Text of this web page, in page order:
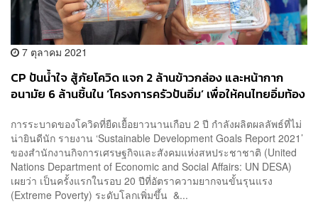
7 ตุลาคม 2021
CP ปันน้ำใจ สู้ภัยโควิด แจก 2 ล้านข้าวกล่อง และหน้ากาก
อนามัย 6 ล้านชิ้นใน ‘โครงการครัวปันอิ่ม’ เพื่อให้คนไทยอิ่มท้อง
การระบาดของโควิดที่ยืดเยื้อยาวนานเกือบ 2 ปี กำลังผลิตผลลัพธ์ที่ไม่
น่ายินดีนัก รายงาน ‘Sustainable Development Goals Report 2021’
ของสำนักงานกิจการเศรษฐกิจและสังคมแห่งสหประชาชาติ (United
Nations Department of Economic and Social Affairs: UN DESA)
เผยว่า เป็นครั้งแรกในรอบ 20 ปีที่อัตราความยากจนขั้นรุนแรง
(Extreme Poverty) ระดับโลกเพิ่มขึ้น &...